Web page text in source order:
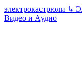
электрокастрюли ↳
Видео и Аудио